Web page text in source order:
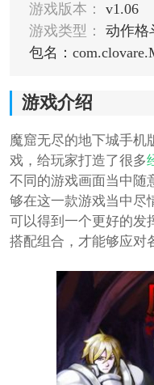
游戏版本：
v1.06
游戏类型：
动作格
游戏介绍
魔窟无尽的地下城手机
戏，给玩家打造了很多
不同的游戏画面当中随
够在这一款游戏当中尽
可以得到一个更好的发
搭配组合，才能够应对